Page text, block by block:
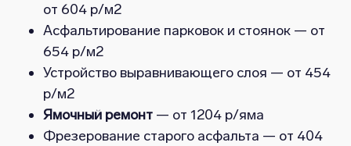
от 604 р/м2
Асфальтирование парковок и стоянок — от
654 р/м2
Устройство выравнивающего слоя — от 454
р/м2
Ямочный ремонт — от 1204 р/яма
Фрезерование старого асфальта — от 404